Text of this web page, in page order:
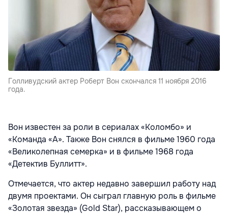
Голливудский актер Роберт Вон скончался 11 ноября 2016
года.
Вон известен за роли в сериалах «Коломбо» и
«Команда «А». Также Вон снялся в фильме 1960 года
«Великолепная семерка» и в фильме 1968 года
«Детектив Буллитт».
Отмечается, что актер недавно завершил работу над
двумя проектами. Он сыграл главную роль в фильме
«Золотая звезда» (Gold Star), рассказывающем о